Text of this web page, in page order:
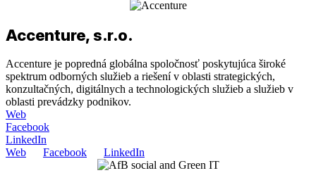
Accenture, s.r.o.
Accenture je popredná globálna spoločnosť poskytujúca široké
spektrum odborných služieb a riešení v oblasti strategických,
konzultačných, digitálnych a technologických služieb a služieb v
oblasti prevádzky podnikov.
Web
Facebook
LinkedIn
Web
Facebook LinkedIn